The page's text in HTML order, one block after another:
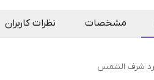
مشخصات نظرات کاربران
شرف الشمس